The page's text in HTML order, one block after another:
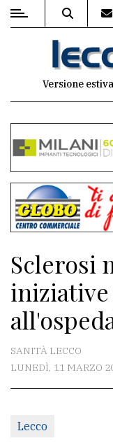
MENU
commenti
Contenuti
del
sito
Meteo
CONTATTI
La
redazione
Per
Versione
Sclerosi
iniziative
SANITÀ LECCO
LUNEDÌ, 11 MARZO
Lecco